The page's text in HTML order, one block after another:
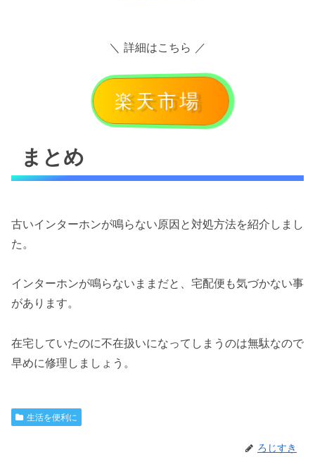
＼ 詳細はこちら ／
楽天市場
まとめ
古いインターホンが鳴らない原因と対処方法を紹介しまし
た。
インターホンが鳴らないままだと、宅配便も気づかない事
があります。
在宅していたのに不在扱いになってしまうのは無駄なので
早めに修理しましょう。
生活を便利に
ろじすき